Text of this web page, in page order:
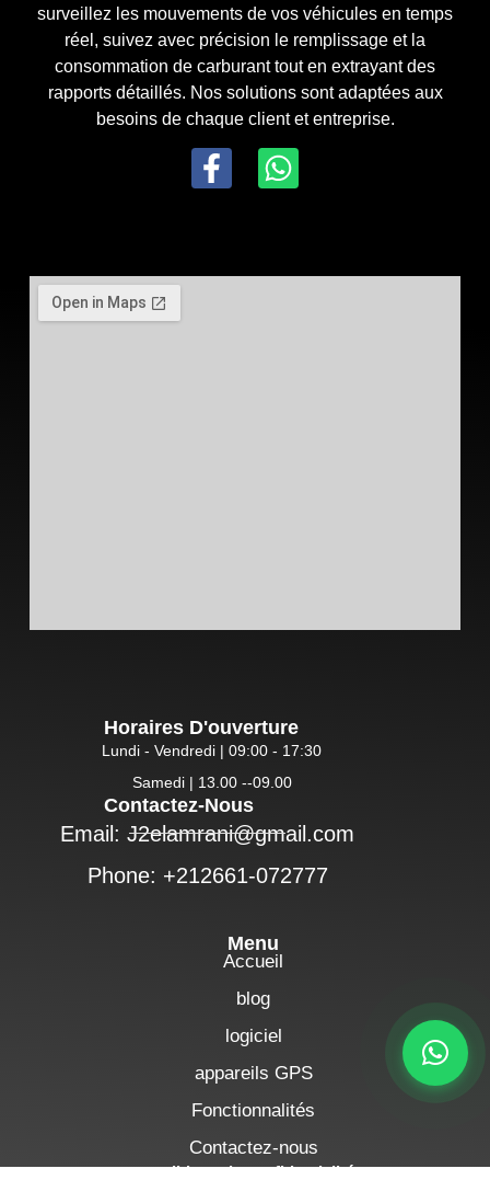
surveillez les mouvements de vos véhicules en temps
réel, suivez avec précision le remplissage et la
consommation de carburant tout en extrayant des
rapports détaillés. Nos solutions sont adaptées aux
besoins de chaque client et entreprise.
Menu
Accueil
blog
logiciel
appareils GPS
Fonctionnalités
Contactez-nous
politique de confidentialité
Horaires D'ouverture
Lundi - Vendredi | 09:00 - 17:30
Samedi | 13.00 --09.00
Contactez-Nous
Email: J2elamrani@gmail.com
Phone: +212661-072777